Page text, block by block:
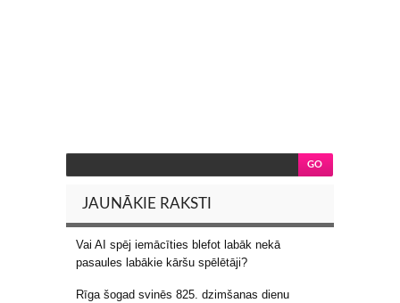
JAUNĀKIE RAKSTI
Vai AI spēj iemācīties blefot labāk nekā
pasaules labākie kāršu spēlētāji?
Rīga šogad svinēs 825. dzimšanas dienu